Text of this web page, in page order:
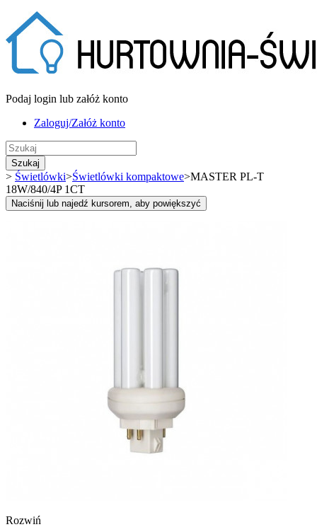
Podaj login lub załóż konto
Zaloguj/Załóż konto
Szukaj
> Świetlówki>Świetlówki kompaktowe>MASTER PL-T
18W/840/4P 1CT
Naciśnij lub najedź kursorem, aby powiększyć
Rozwiń